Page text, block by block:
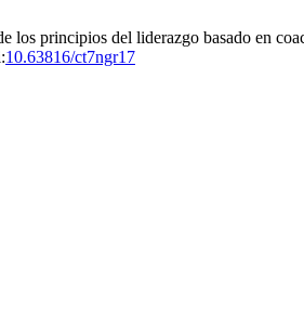
los principios del liderazgo basado en
10.63816/ct7ngr17